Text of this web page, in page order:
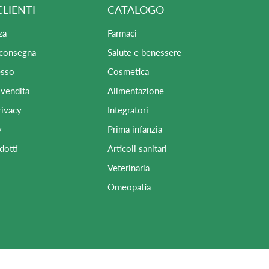
CATALOGO
Farmaci
Salute e benessere
Cosmetica
Alimentazione
Integratori
Prima infanzia
Articoli sanitari
Veterinaria
Omeopatia